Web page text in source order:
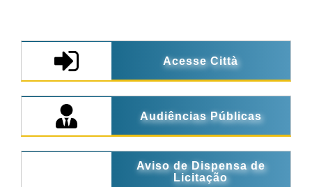
Acesse Città
Audiências Públicas
Aviso de Dispensa de
Licitação